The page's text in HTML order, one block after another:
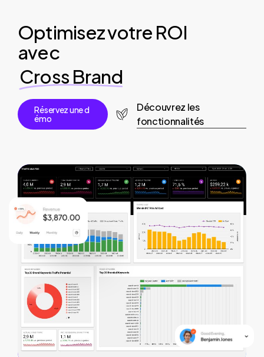
Optimisez votre ROI
avec
Cross Brand
Réservezuned
émo
Découvrez les
fonctionnalités